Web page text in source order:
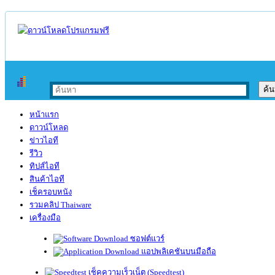
หน้าแรก
ดาวน์โหลด
ข่าวไอที
รีวิว
ทิปส์ไอที
สินค้าไอที
เช็ครอบหนัง
รวมคลิป Thaiware
เครื่องมือ
ซอฟต์แวร์
แอปพลิเคชันบนมือถือ
เช็คความเร็วเน็ต (Speedtest)